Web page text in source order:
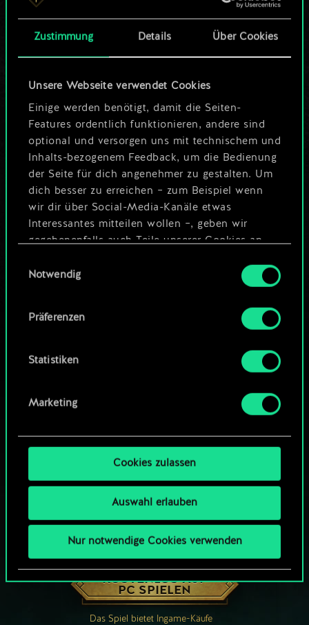
Zustimmung Details Über Cookies
Unsere Webseite verwendet Cookies
Einige werden benötigt, damit die Seiten-
Features ordentlich funktionieren, andere sind
optional und versorgen uns mit technischem und
Inhalts-bezogenem Feedback, um die Bedienung
der Seite für dich angenehmer zu gestalten. Um
dich besser zu erreichen – zum Beispiel wenn
wir dir über Social-Media-Kanäle etwas
Interessantes mitteilen wollen –, geben wir
gegebenenfalls auch Teile unserer Cookies an
Cookies erfordert allerdings deine Zustimmung.
Alle Details zu unserer Nutzung von Cookies
findest du unten im Menü „Einstellungen“, wo
um das Thema Cookies ändern kannst.
Notwendig
Präferenzen
Statistiken
Marketing
Cookies zulassen
Auswahl erlauben
Nur notwendige Cookies verwenden
Karten.
Wo es doch so viel
mehr sein kann!
Deck benennen und Leitfaden
erstellen
Deck bearbeiten
ODER
Community-Decks durchsuchen
WIE WÄR’S MIT EINER RUNDE GWENT?
KOSTENLOS AUF
PC SPIELEN
Das Spiel bietet Ingame-Käufe